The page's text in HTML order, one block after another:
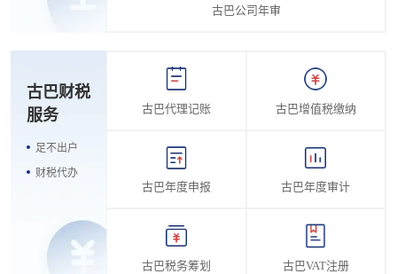
古巴公司年审
古巴财税
服务
足不出户
财税代办
古巴代理记账 古巴增值税缴纳
古巴年度申报 古巴年度审计
古巴税务筹划 古巴VAT注册